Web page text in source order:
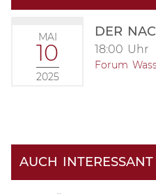
MAI
10
2025
DER
18:00 Uhr
Forum
AUCH INTERESSANT